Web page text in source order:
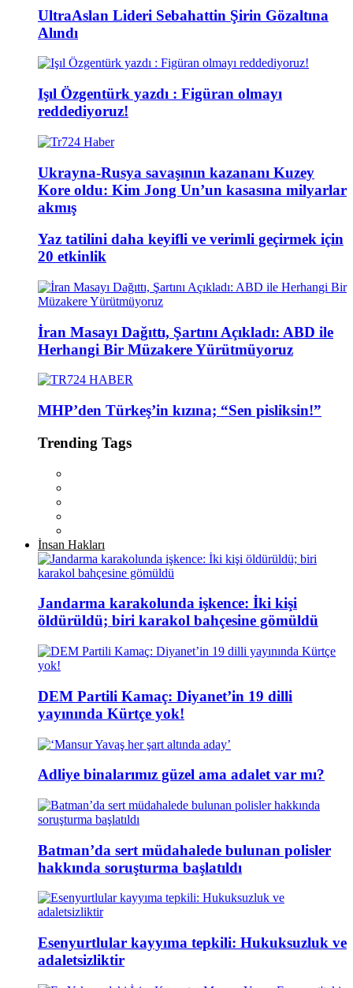
UltraAslan Lideri Sebahattin Şirin Gözaltına
Alındı
Işıl Özgentürk yazdı : Figüran olmayı
reddediyoruz!
Ukrayna-Rusya savaşının kazananı Kuzey
Kore oldu: Kim Jong Un’un kasasına milyarlar
akmış
Yaz tatilini daha keyifli ve verimli geçirmek için
20 etkinlik
İran Masayı Dağıttı, Şartını Açıkladı: ABD ile
Herhangi Bir Müzakere Yürütmüyoruz
MHP’den Türkeş’in kızına; “Sen pisliksin!”
Trending Tags
İnsan Hakları
Jandarma karakolunda işkence: İki kişi
öldürüldü; biri karakol bahçesine gömüldü
DEM Partili Kamaç: Diyanet’in 19 dilli
yayınında Kürtçe yok!
Adliye binalarımız güzel ama adalet var mı?
Batman’da sert müdahalede bulunan polisler
hakkında soruşturma başlatıldı
Esenyurtlular kayyıma tepkili: Hukuksuzluk ve
adaletsizliktir